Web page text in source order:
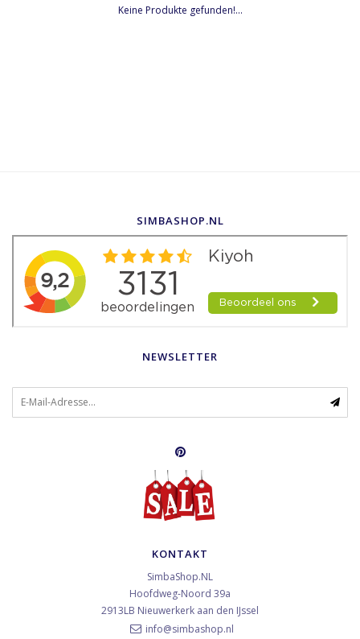
Keine Produkte gefunden!...
SIMBASHOP.NL
NEWSLETTER
KONTAKT
SimbaShop.NL
Hoofdweg-Noord 39a
2913LB Nieuwerkerk aan den IJssel
info@simbashop.nl